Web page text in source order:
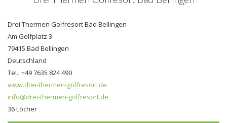
Drei Thermen Golfresort Bad Bellingen
Am Golfplatz 3
79415 Bad Bellingen
Deutschland
Tel.: +49 7635 824 490
www.drei-thermen-golfresort.de
info@drei-thermen-golfresort.de
36 Löcher